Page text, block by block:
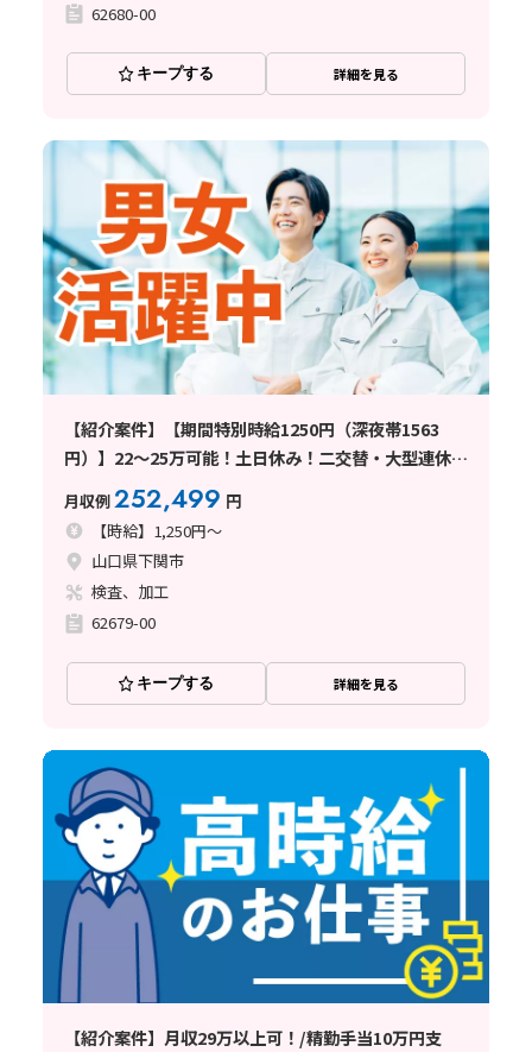
62680-00
キープする 詳細を見る
【紹介案件】【期間特別時給1250円（深夜帯1563
円）】22～25万可能！土日休み！二交替・大型連休あ
りの求人
月収例252,499 円
【時給】1,250円～
山口県下関市
検査、加工
62679-00
キープする 詳細を見る
【紹介案件】月収29万以上可！/精勤手当10万円支